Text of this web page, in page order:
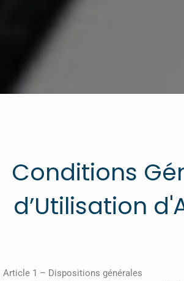
Conditions
d’Utilisation
Article 1 – Dispositions générales